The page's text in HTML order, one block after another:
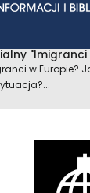
"Imigranci
w Europie?